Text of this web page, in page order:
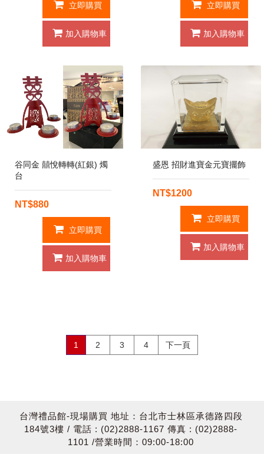
立即購買
加入購物車
立即購買
加入購物車
谷同金 囍悅轉轉(紅銀) 燭
台
NT$880
立即購買
加入購物車
盛恩 招財進寶金元寶擺飾
NT$1200
立即購買
加入購物車
1 2 3 4 下一頁
台灣禮品館-現場購買 地址：台北市士林區承德路四段
184號3樓 / 電話 : (02)2888-1167 傳真 : (02)2888-
1101 /營業時間：09:00-18:00